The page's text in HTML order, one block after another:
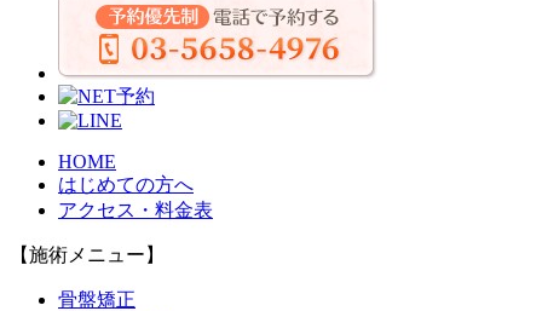
HOME
はじめての方へ
アクセス・料金表
【施術メニュー】
骨盤矯正